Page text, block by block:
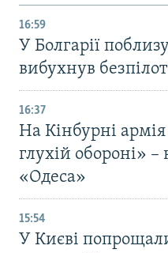
16:59
У Болгарії
вибухнув
16:37
На Кінбурні
глухій обороні»
«Одеса»
15:54
У Києві